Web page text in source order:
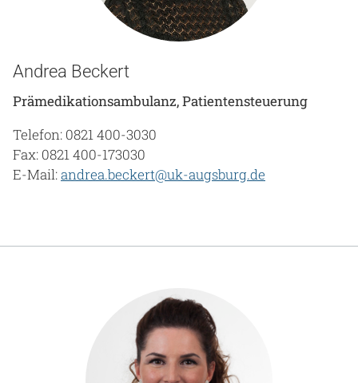
Andrea Beckert
Prämedikationsambulanz, Patientensteuerung
Telefon: 0821 400-3030
Fax: 0821 400-173030
E-Mail:andrea.beckert@uk-augsburg.de